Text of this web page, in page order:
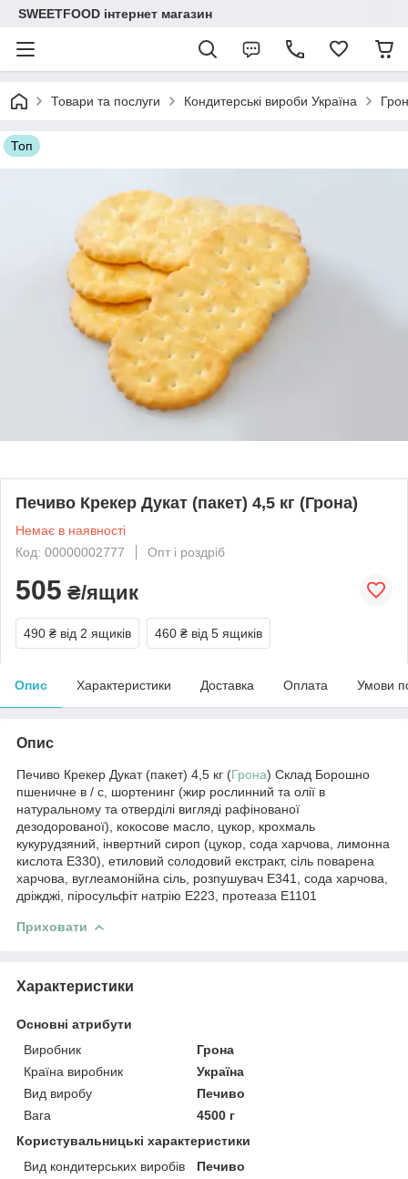
SWEETFOOD інтернет магазин
Товари та послуги Кондитерські вироби Україна
Топ
Печиво Крекер Дукат (пакет) 4,5 кг (Грона)
Немає в наявності
Код: 00000002777
Опт і роздріб
505 ₴/ящик
490 ₴ від 2 ящиків 460 ₴ від 5 ящиків
Опис Характеристики Доставка Оплата Умови
Опис
Печиво Крекер Дукат (пакет) 4,5 кг (Грона) Склад Борошно
пшеничне в / с, шортенинг (жир рослинний та олії в
натуральному та отверділі вигляді рафінованої
дезодорованої), кокосове масло, цукор, крохмаль
кукурудзяний, інвертний сироп (цукор, сода харчова, лимонна
кислота Е330), етиловий солодовий екстракт, сіль поварена
харчова, вуглеамонійна сіль, розпушувач Е341, сода харчова,
дріжджі, піросульфіт натрію Е223, протеаза Е1101
Приховати
Характеристики
Основні атрибути
Виробник
Грона
Країна виробник
Україна
Вид виробу
Печиво
Вага
4500 г
Користувальницькі характеристики
Вид кондитерських виробів
Печиво